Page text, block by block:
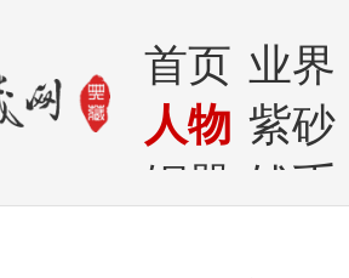
首页 业界
人物 紫砂
铜器
钱币